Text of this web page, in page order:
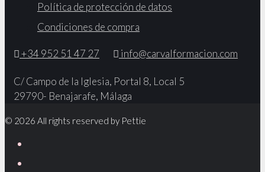
Política de protección de datos
Condiciones de compra
+34 952 51 47 27 info@carvalformacion.com
C/ Campo de la Iglesia, Portal 8, Local 5
29790- Benajarafe, Málaga
© 2026 All rights reserved by Pettie